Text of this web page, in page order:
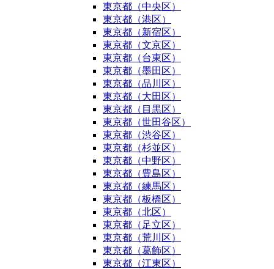
東京都（中央区）
東京都（港区）
東京都（新宿区）
東京都（文京区）
東京都（台東区）
東京都（墨田区）
東京都（品川区）
東京都（大田区）
東京都（目黒区）
東京都（世田谷区）
東京都（渋谷区）
東京都（杉並区）
東京都（中野区）
東京都（豊島区）
東京都（練馬区）
東京都（板橋区）
東京都（北区）
東京都（足立区）
東京都（荒川区）
東京都（葛飾区）
東京都（江東区）